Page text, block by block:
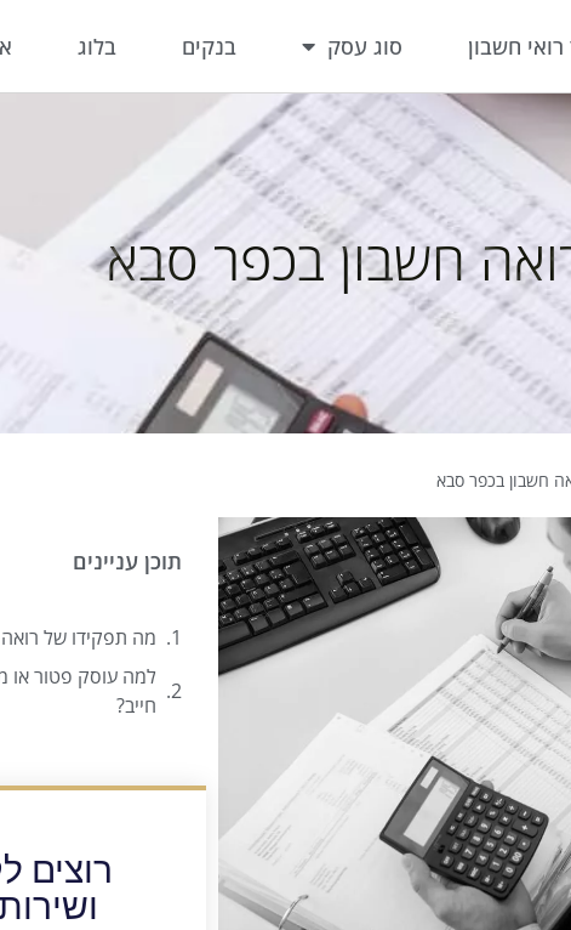
חשבון סוג עסק בנקים בלוג
חשבון בכפר סבא
חשבון בכפר סבא
תוכן עניינים
מה תפקידו של רואה
למה עוסק פטור או
חייב?
רוצים